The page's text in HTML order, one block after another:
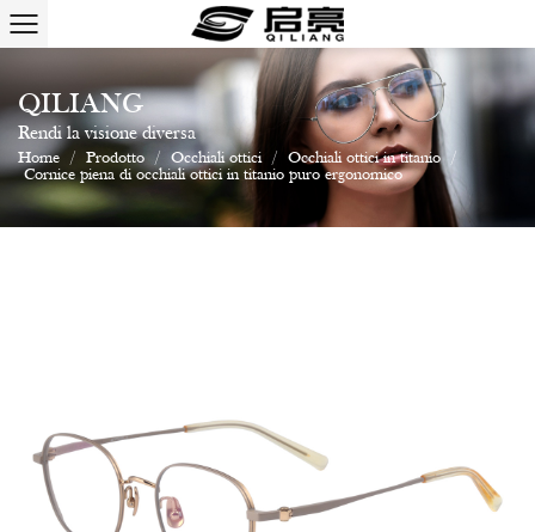
QILIANG
Rendi la visione diversa
Home / Prodotto / Occhiali ottici / Occhiali ottici in titanio /
Cornice piena di occhiali ottici in titanio puro ergonomico